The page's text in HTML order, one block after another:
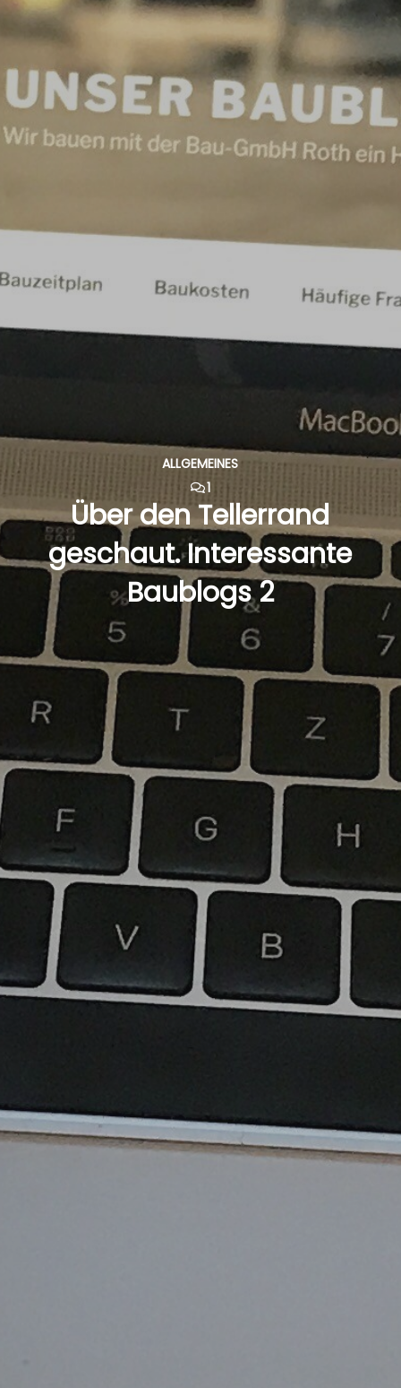
ALLGEMEINES
1
Über den Tellerrand
geschaut. Interessante
Baublogs 2